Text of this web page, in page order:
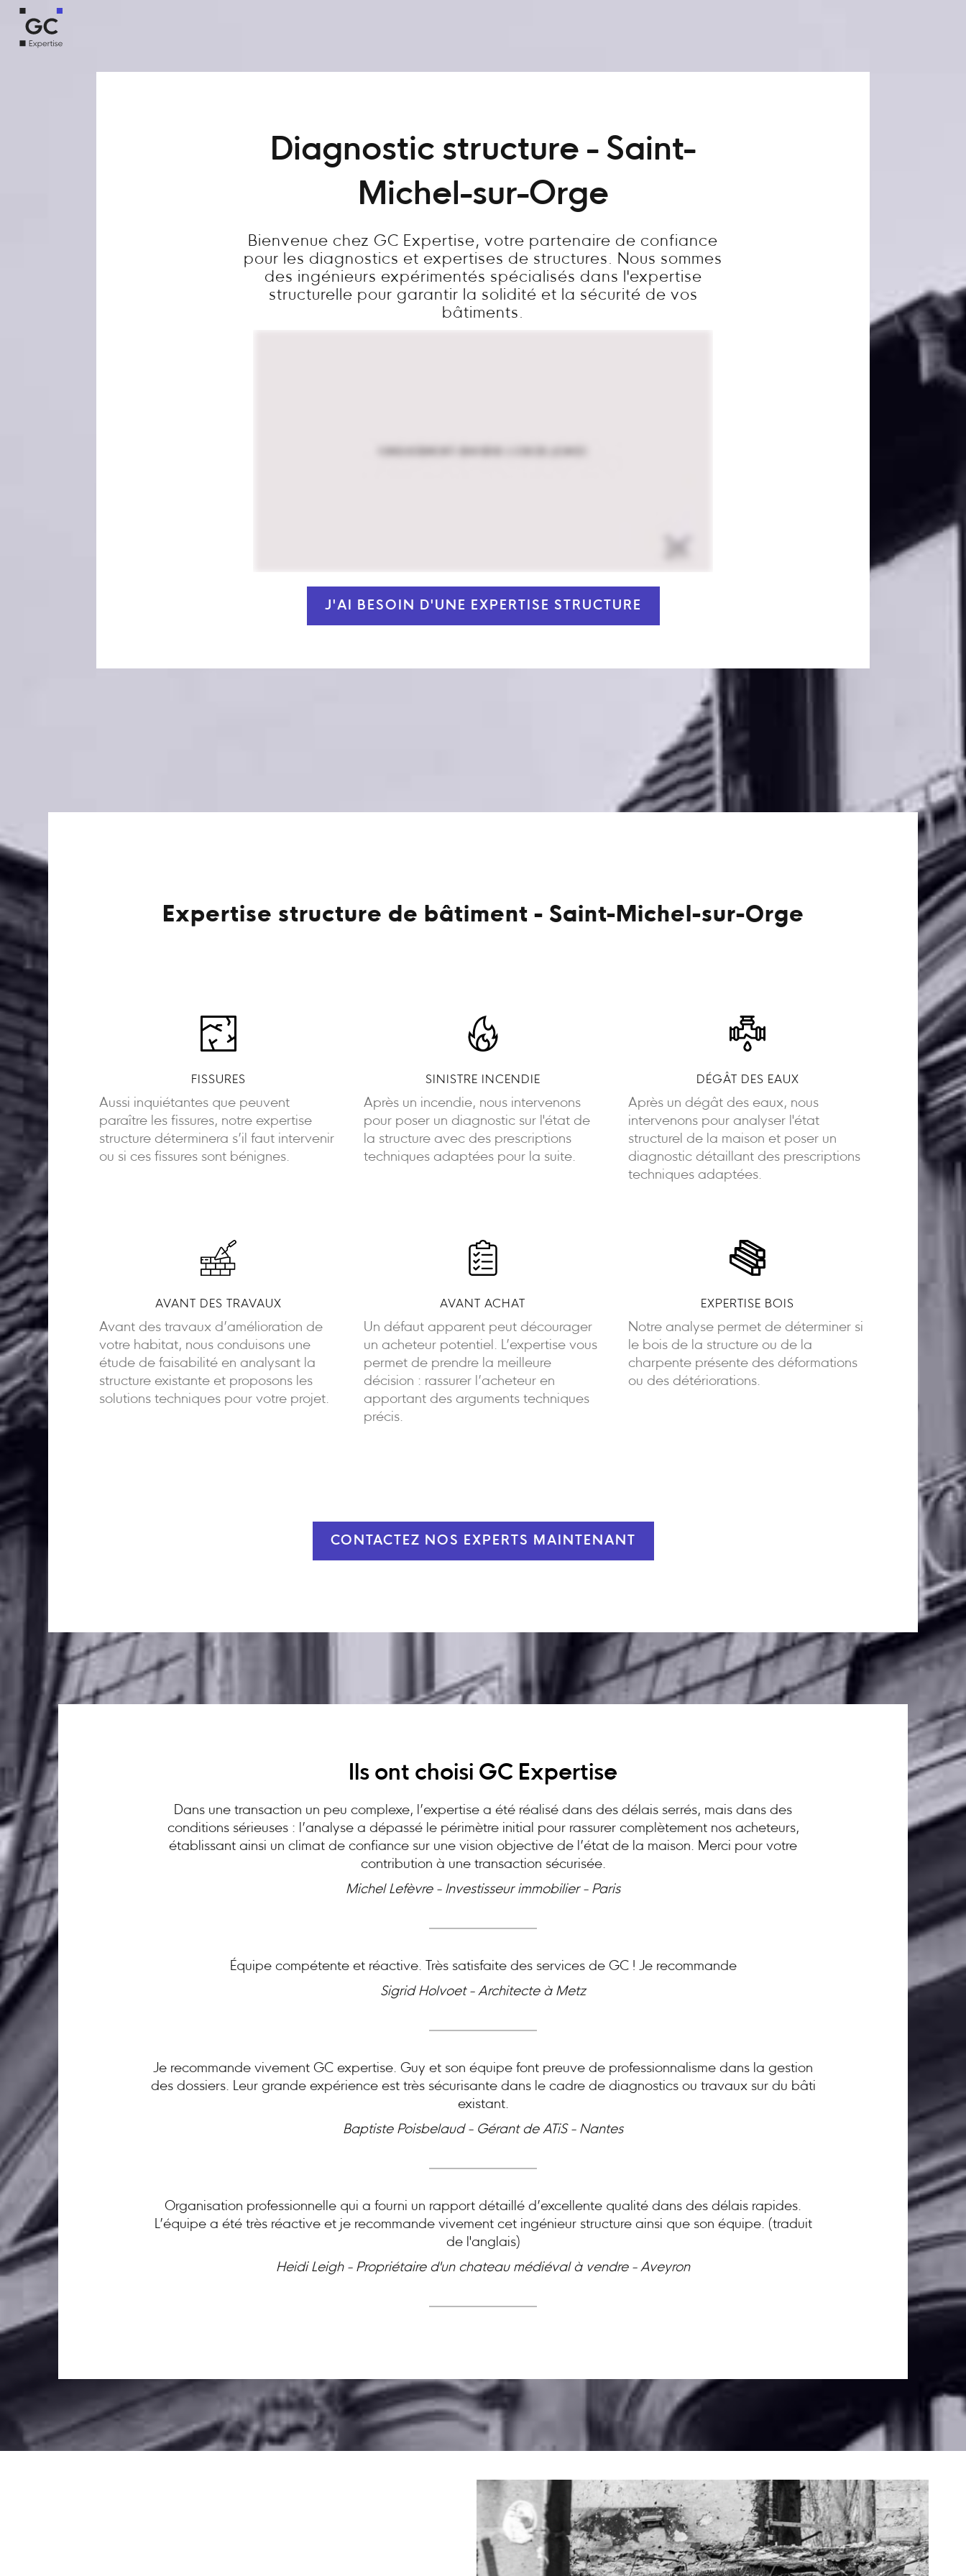
Diagnostic structure - Saint-
Michel-sur-Orge
Bienvenue chez GC Expertise, votre partenaire de confiance
pour les diagnostics et expertises de structures. Nous sommes
des ingénieurs expérimentés spécialisés dans l'expertise
structurelle pour garantir la solidité et la sécurité de vos
bâtiments.
J'AI BESOIN D'UNE EXPERTISE STRUCTURE
Expertise structure de bâtiment - Saint-Michel-sur-Orge
FISSURES
Aussi inquiétantes que peuvent
paraître les fissures, notre expertise
structure déterminera s’il faut intervenir
ou si ces fissures sont bénignes.
SINISTRE INCENDIE
Après un incendie, nous intervenons
pour poser un diagnostic sur l'état de
la structure avec des prescriptions
techniques adaptées pour la suite.
DÉGÂT DES EAUX
Après un dégât des eaux, nous
intervenons pour analyser l'état
structurel de la maison et poser un
diagnostic détaillant des prescriptions
techniques adaptées.
AVANT DES TRAVAUX
Avant des travaux d’amélioration de
votre habitat, nous conduisons une
étude de faisabilité en analysant la
structure existante et proposons les
solutions techniques pour votre projet.
AVANT ACHAT
Un défaut apparent peut décourager
un acheteur potentiel. L’expertise vous
permet de prendre la meilleure
décision : rassurer l’acheteur en
apportant des arguments techniques
précis.
EXPERTISE BOIS
Notre analyse permet de déterminer si
le bois de la structure ou de la
charpente présente des déformations
ou des détériorations.
CONTACTEZ NOS EXPERTS MAINTENANT
Ils ont choisi GC Expertise
Dans une transaction un peu complexe, l’expertise a été réalisé dans des délais serrés, mais dans des
conditions sérieuses : l’analyse a dépassé le périmètre initial pour rassurer complètement nos acheteurs,
établissant ainsi un climat de confiance sur une vision objective de l’état de la maison. Merci pour votre
contribution à une transaction sécurisée.
Michel Lefèvre - Investisseur immobilier - Paris
Équipe compétente et réactive. Très satisfaite des services de GC ! Je recommande
Sigrid Holvoet - Architecte à Metz
Je recommande vivement GC expertise. Guy et son équipe font preuve de professionnalisme dans la gestion
des dossiers. Leur grande expérience est très sécurisante dans le cadre de diagnostics ou travaux sur du bâti
existant.
Baptiste Poisbelaud - Gérant de ATiS - Nantes
Organisation professionnelle qui a fourni un rapport détaillé d’excellente qualité dans des délais rapides.
L’équipe a été très réactive et je recommande vivement cet ingénieur structure ainsi que son équipe. (traduit
de l'anglais)
Heidi Leigh - Propriétaire d'un chateau médiéval à vendre - Aveyron